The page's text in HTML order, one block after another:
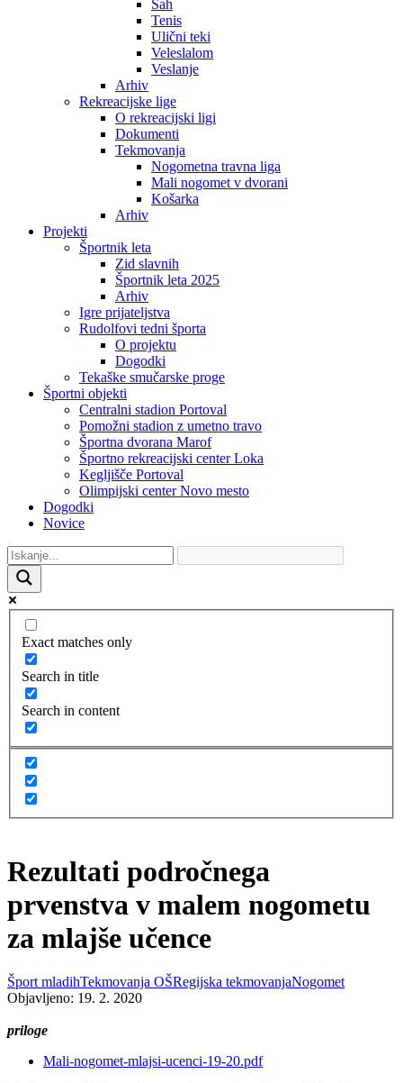
Šah
Tenis
Ulični teki
Veleslalom
Veslanje
Arhiv
Rekreacijske lige
O rekreacijski ligi
Dokumenti
Tekmovanja
Nogometna travna liga
Mali nogomet v dvorani
Košarka
Arhiv
Projekti
Športnik leta
Zid slavnih
Športnik leta 2025
Arhiv
Igre prijateljstva
Rudolfovi tedni športa
O projektu
Dogodki
Tekaške smučarske proge
Športni objekti
Centralni stadion Portoval
Pomožni stadion z umetno travo
Športna dvorana Marof
Športno rekreacijski center Loka
Kegljišče Portoval
Olimpijski center Novo mesto
Dogodki
Novice
Exact matches only
Search in title
Search in content
Rezultati področnega
prvenstva v malem nogometu
za mlajše učence
Šport mladihTekmovanja OŠRegijska tekmovanjaNogomet
Objavljeno: 19. 2. 2020
priloge
Mali-nogomet-mlajsi-ucenci-19-20.pdf